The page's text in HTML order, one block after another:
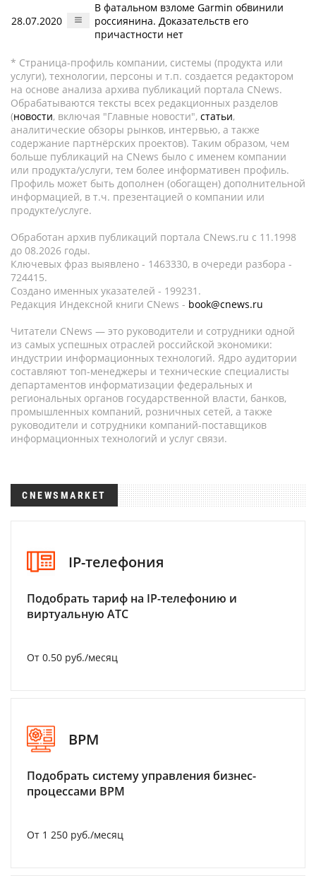
28.07.2020
В фатальном взломе Garmin обвинили
россиянина. Доказательств его
причастности нет
* Страница-профиль компании, системы (продукта или
услуги), технологии, персоны и т.п. создается редактором
на основе анализа архива публикаций портала CNews.
Обрабатываются тексты всех редакционных разделов
(новости, включая "Главные новости", статьи,
аналитические обзоры рынков, интервью, а также
содержание партнёрских проектов). Таким образом, чем
больше публикаций на CNews было с именем компании
или продукта/услуги, тем более информативен профиль.
Профиль может быть дополнен (обогащен) дополнительной
информацией, в т.ч. презентацией о компании или
продукте/услуге.
Обработан архив публикаций портала CNews.ru c 11.1998
до 08.2026 годы.
Ключевых фраз выявлено - 1463330, в очереди разбора -
724415.
Создано именных указателей - 199231.
Редакция Индексной книги CNews - book@cnews.ru
Читатели CNews — это руководители и сотрудники одной
из самых успешных отраслей российской экономики:
индустрии информационных технологий. Ядро аудитории
составляют топ-менеджеры и технические специалисты
департаментов информатизации федеральных и
региональных органов государственной власти, банков,
промышленных компаний, розничных сетей, а также
руководители и сотрудники компаний-поставщиков
информационных технологий и услуг связи.
CNEWSMARKET
IP-телефония
Подобрать тариф на IP-телефонию и
виртуальную АТС
От 0.50 руб./месяц
BPM
Подобрать систему управления бизнес-
процессами BPM
От 1 250 руб./месяц